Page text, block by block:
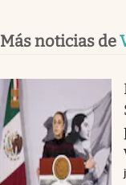
Más noticias de